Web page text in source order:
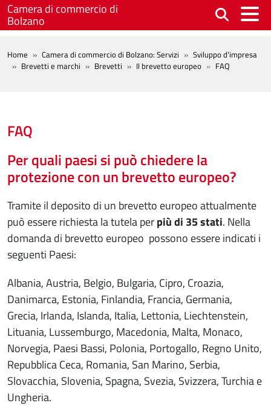
Salta al contenuto principale
Camera di commercio di
Bolzano
BREADCRUMB
Home Camera di commercio di Bolzano: Servizi
Sviluppo d'impresa
Brevetti e marchi
Brevetti Il brevetto europeo FAQ
FAQ
Per quali paesi si può chiedere la
protezione con un brevetto europeo?
Tramite il deposito di un brevetto europeo attualmente
può essere richiesta la tutela perpiù di 35 stati. Nella
domanda di brevetto europeo possono essere indicati i
seguenti Paesi:
Albania, Austria, Belgio, Bulgaria, Cipro, Croazia,
Danimarca, Estonia, Finlandia, Francia, Germania,
Grecia, Irlanda, Islanda, Italia, Lettonia, Liechtenstein,
Lituania, Lussemburgo, Macedonia, Malta, Monaco,
Norvegia, Paesi Bassi, Polonia, Portogallo, Regno Unito,
Repubblica Ceca, Romania, San Marino, Serbia,
Slovacchia, Slovenia, Spagna, Svezia, Svizzera, Turchia e
Ungheria.